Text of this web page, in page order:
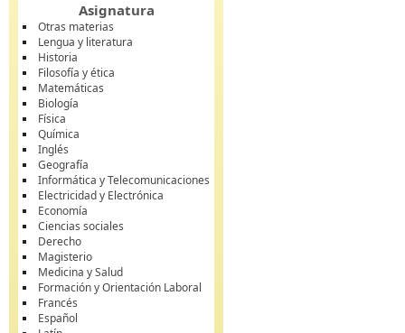
Asignatura
Otras materias
Lengua y literatura
Historia
Filosofía y ética
Matemáticas
Biología
Física
Química
Inglés
Geografía
Informática y Telecomunicaciones
Electricidad y Electrónica
Economía
Ciencias sociales
Derecho
Magisterio
Medicina y Salud
Formación y Orientación Laboral
Francés
Español